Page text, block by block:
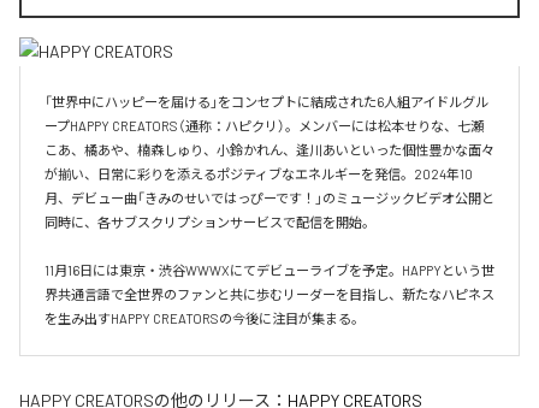
「世界中にハッピーを届ける」をコンセプトに結成された6人組アイドルグル
ープHAPPY CREATORS（通称：ハピクリ）。メンバーには松本せりな、七瀬
こあ、橘あや、楠森しゅり、小鈴かれん、逢川あいといった個性豊かな面々
が揃い、日常に彩りを添えるポジティブなエネルギーを発信。2024年10
月、デビュー曲「きみのせいではっぴーです！」のミュージックビデオ公開と
同時に、各サブスクリプションサービスで配信を開始。
11月16日には東京・渋谷WWWXにてデビューライブを予定。HAPPYという世
界共通言語で全世界のファンと共に歩むリーダーを目指し、新たなハピネス
を生み出すHAPPY CREATORSの今後に注目が集まる。
HAPPY CREATORSの他のリリース： HAPPY CREATORS